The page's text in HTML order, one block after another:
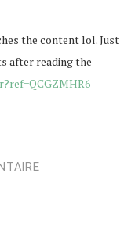
the content lol. Just
after reading the